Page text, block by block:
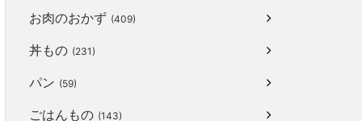
お肉のおかず (409)
丼もの (231)
パン (59)
ごはんもの (143)